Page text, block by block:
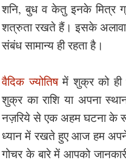
शनि, बुध व केतु इनके मित्र
शत्रुता रखते हैं। इसके
संबंध सामान्य ही रहता है।
वैदिक ज्योतिषमें शुक्र को ही
शुक्र का राशि या अपना
नज़रिये से एक अहम घटना के
ध्यान में रखते हुए आज हम
गोचर के बारे में आपको